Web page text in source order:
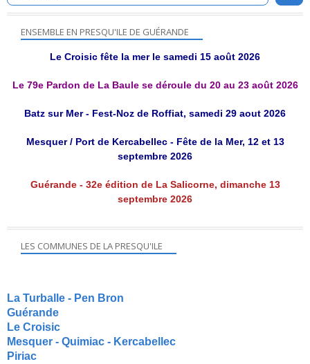
ENSEMBLE EN PRESQU'ILE DE GUÉRANDE
Le Croisic fête la mer le samedi 15 août 2026
Le 79e Pardon de La Baule se déroule du 20 au 23 août 2026
Batz sur Mer - Fest-Noz de Roffiat, samedi 29 aout 2026
Mesquer / Port de Kercabellec - Fête de la Mer, 12 et 13
septembre 2026
Guérande - 32e édition de La Salicorne, dimanche 13
septembre 2026
LES COMMUNES DE LA PRESQU'ILE
La Turballe - Pen Bron
Guérande
Le Croisic
Mesquer - Quimiac - Kercabellec
Piriac